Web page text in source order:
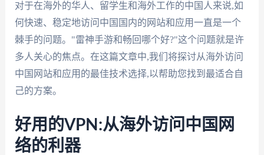
对于在海外的华人、留学生和海外工作的中国人来说,如
何快速、稳定地访问中国国内的网站和应用一直是一个
棘手的问题。"雷神手游和畅回哪个好?"这个问题就是许
多人关心的焦点。在这篇文章中,我们将探讨从海外访问
中国网站和应用的最佳技术选择,以帮助您找到最适合自
己的方案。
好用的VPN:从海外访问中国网
络的利器